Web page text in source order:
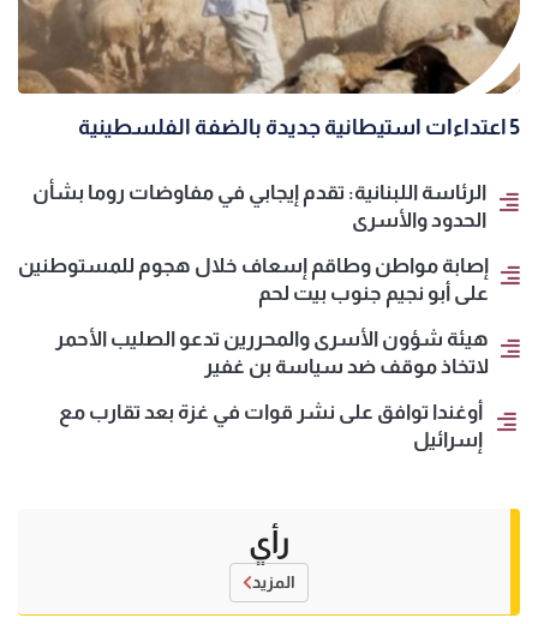
5 اعتداءات استيطانية جديدة بالضفة الفلسطينية
الرئاسة اللبنانية: تقدم إيجابي في مفاوضات روما بشأن
الحدود والأسرى
إصابة مواطن وطاقم إسعاف خلال هجوم للمستوطنين
على أبو نجيم جنوب بيت لحم
هيئة شؤون الأسرى والمحررين تدعو الصليب الأحمر
لاتخاذ موقف ضد سياسة بن غفير
أوغندا توافق على نشر قوات في غزة بعد تقارب مع
إسرائيل
رأي
المزيد